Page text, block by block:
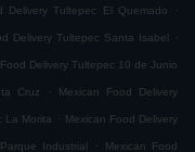
Delivery Tultepec El Quemado .
Delivery Tultepec Santa Isabel .
Delivery Tultepec 10 de Junio
Cruz . Mexican Food Delivery
La Morita . Mexican Food Delivery
Industrial . Mexican Food